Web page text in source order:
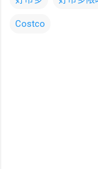
Costco